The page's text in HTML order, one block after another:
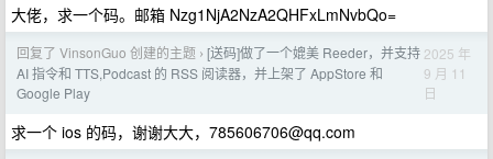
大佬，求一个码。邮箱 Nzg1NjA2NzA2QHFxLmNvbQo=
回复了 VinsonGuo 创建的主题 › [送码]做了一个媲美 Reeder，并支持
AI 指令和 TTS,Podcast 的 RSS 阅读器，并上架了 AppStore 和
Google Play
2025 年
9 月 11
日
求一个 ios 的码，谢谢大大， 785606706@qq.com